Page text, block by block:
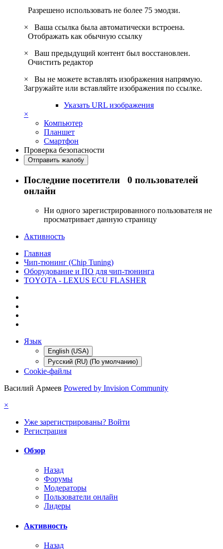
Разрешено использовать не более 75 эмодзи.
×
Ваша ссылка была автоматически встроена.
Отображать как обычную ссылку
×
Ваш предыдущий контент был восстановлен.
Очистить редактор
×
Вы не можете вставлять изображения напрямую.
Загружайте или вставляйте изображения по ссылке.
Указать URL изображения
×
Компьютер
Планшет
Смартфон
Проверка безопасности
Отправить жалобу
Последние посетители 0 пользователей
онлайн
Ни одного зарегистрированного пользователя не
просматривает данную страницу
Активность
Главная
Чип-тюнинг (Chip Tuning)
Оборудование и ПО для чип-тюнинга
TOYOTA - LEXUS ECU FLASHER
Язык
English (USA)
Русский (RU) (По умолчанию)
Cookie-файлы
Василий Армеев Powered by Invision Community
×
Уже зарегистрированы? Войти
Регистрация
Обзор
Назад
Форумы
Модераторы
Пользователи онлайн
Лидеры
Активность
Назад